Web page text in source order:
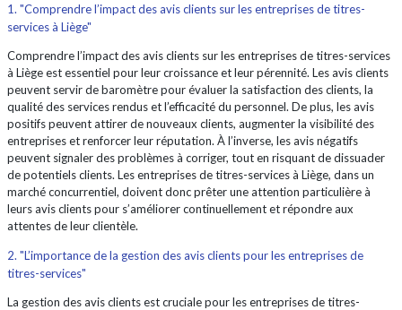
1. "Comprendre l’impact des avis clients sur les entreprises de titres-
services à Liège"
Comprendre l’impact des avis clients sur les entreprises de titres-services
à Liège est essentiel pour leur croissance et leur pérennité. Les avis clients
peuvent servir de baromètre pour évaluer la satisfaction des clients, la
qualité des services rendus et l’efficacité du personnel. De plus, les avis
positifs peuvent attirer de nouveaux clients, augmenter la visibilité des
entreprises et renforcer leur réputation. À l’inverse, les avis négatifs
peuvent signaler des problèmes à corriger, tout en risquant de dissuader
de potentiels clients. Les entreprises de titres-services à Liège, dans un
marché concurrentiel, doivent donc prêter une attention particulière à
leurs avis clients pour s’améliorer continuellement et répondre aux
attentes de leur clientèle.
2. "L’importance de la gestion des avis clients pour les entreprises de
titres-services"
La gestion des avis clients est cruciale pour les entreprises de titres-